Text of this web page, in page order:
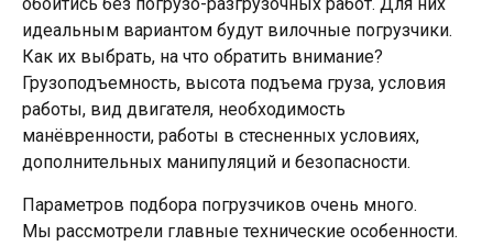
идеальным вариантом будут вилочные погрузчики.
Как их выбрать, на что обратить внимание?
Грузоподъемность, высота подъема груза, условия
работы, вид двигателя, необходимость
манёвренности, работы в стесненных условиях,
дополнительных манипуляций и безопасности.
Параметров подбора погрузчиков очень много.
Мы рассмотрели главные технические особенности.